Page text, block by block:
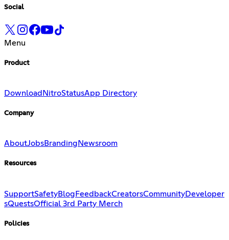
Social
Menu
Product
Download NitroStatusApp Directory
Company
AboutJobsBranding Newsroom
Resources
SupportSafetyBlog FeedbackCreatorsCommunityDeveloper
sQuestsOfficial 3rd Party Merch
Policies